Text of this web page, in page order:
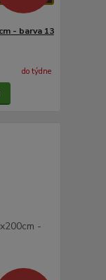
- barva 13
do týdne